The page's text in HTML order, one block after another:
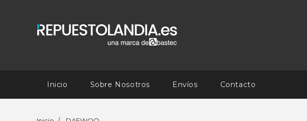
Inicio Sobre Nosotros Envíos Contacto